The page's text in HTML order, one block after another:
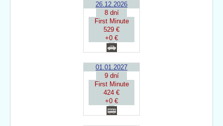
26.12.2026
8 dní
First Minute
529 €
+0 €
01.01.2027
9 dní
First Minute
424 €
+0 €